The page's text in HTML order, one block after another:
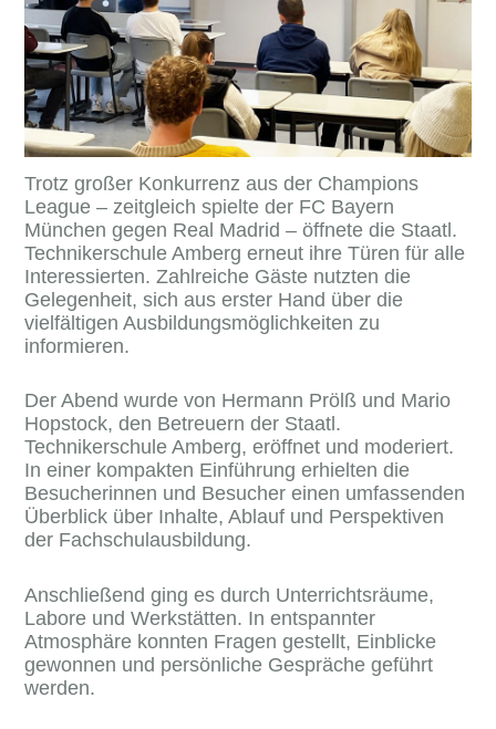
Trotz großer Konkurrenz aus der Champions
League – zeitgleich spielte der FC Bayern
München gegen Real Madrid – öffnete die Staatl.
Technikerschule Amberg erneut ihre Türen für alle
Interessierten. Zahlreiche Gäste nutzten die
Gelegenheit, sich aus erster Hand über die
vielfältigen Ausbildungsmöglichkeiten zu
informieren.
Der Abend wurde von Hermann Prölß und Mario
Hopstock, den Betreuern der Staatl.
Technikerschule Amberg, eröffnet und moderiert.
In einer kompakten Einführung erhielten die
Besucherinnen und Besucher einen umfassenden
Überblick über Inhalte, Ablauf und Perspektiven
der Fachschulausbildung.
Anschließend ging es durch Unterrichtsräume,
Labore und Werkstätten. In entspannter
Atmosphäre konnten Fragen gestellt, Einblicke
gewonnen und persönliche Gespräche geführt
werden.